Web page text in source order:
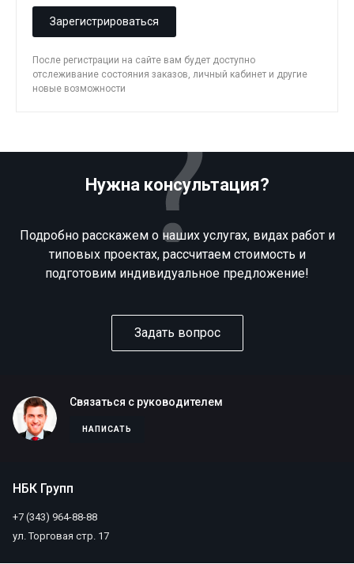
Зарегистрироваться
После регистрации на сайте вам будет доступно
отслеживание состояния заказов, личный кабинет и другие
новые возможности
Нужна консультация?
Подробно расскажем о наших услугах, видах работ и
типовых проектах, рассчитаем стоимость и
подготовим индивидуальное предложение!
Задать вопрос
Связаться с руководителем
НАПИСАТЬ
НБК Групп
+7 (343) 964-88-88
ул. Торговая стр. 17